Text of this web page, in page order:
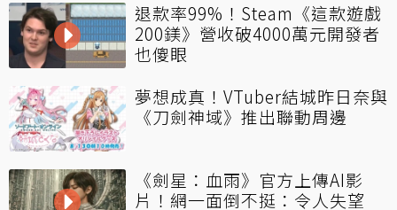
退款率99%！Steam《這款遊戲
200鎂》營收破4000萬元開發者
也傻眼
夢想成真！VTuber結城昨日奈與
《刀劍神域》推出聯動周邊
《劍星：血雨》官方上傳AI影
片！網一面倒不挺：令人失望